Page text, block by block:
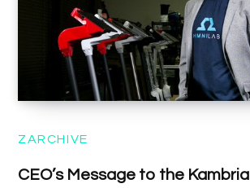
ZARCHIVE
CEO’s Message to the Kambria